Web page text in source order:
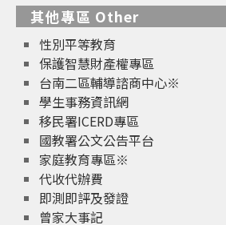
其他專區 Other
性別平等教育
保護智慧財產權專區
台南二區輔導諮商中心※
學生事務資訊網
移民署ICERD專區
國教署公文公告平台
家庭教育專區※
代收代辦費
即測即評及發證
曾家大事記